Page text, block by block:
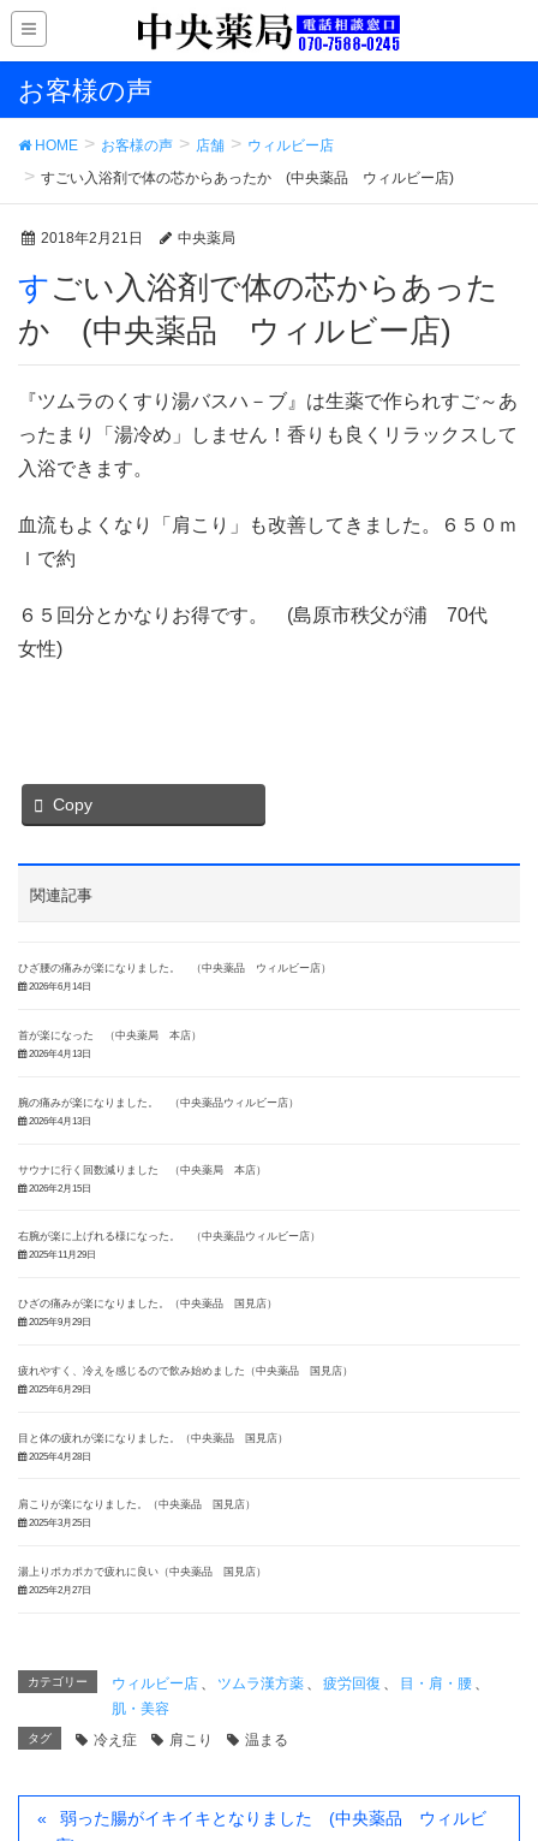
お客様の声
HOME お客様の声 店舗
ウィルビー店
すごい入浴剤で体の芯からあったか (中央薬品 ウィルビー店)
2018年2月21日 中央薬局
すごい入浴剤で体の芯からあった
か (中央薬品 ウィルビー店)
『ツムラのくすり湯バスハ－ブ』は生薬で作られすご～あ
ったまり「湯冷め」しません！香りも良くリラックスして
入浴できます。
血流もよくなり「肩こり」も改善してきました。６５０ｍ
ｌで約
６５回分とかなりお得です。 (島原市秩父が浦 70代
女性)
Copy
関連記事
ひざ腰の痛みが楽になりました。 （中央薬品 ウィルビー店）
2026年6月14日
首が楽になった （中央薬局 本店）
2026年4月13日
腕の痛みが楽になりました。 （中央薬品ウィルビー店）
2026年4月13日
サウナに行く回数減りました （中央薬局 本店）
2026年2月15日
右腕が楽に上げれる様になった。 （中央薬品ウィルビー店）
2025年11月29日
ひざの痛みが楽になりました。（中央薬品 国見店）
2025年9月29日
疲れやすく、冷えを感じるので飲み始めました（中央薬品 国見店）
2025年6月29日
目と体の疲れが楽になりました。（中央薬品 国見店）
2025年4月28日
肩こりが楽になりました。（中央薬品 国見店）
2025年3月25日
湯上りポカポカで疲れに良い（中央薬品 国見店）
2025年2月27日
カテゴリー ウィルビー店 、 ツムラ漢方薬 、 疲労回復 、 目・肩・腰 、
肌・美容
タグ 冷え症 肩こり 温まる
弱った腸がイキイキとなりました (中央薬品 ウィルビ